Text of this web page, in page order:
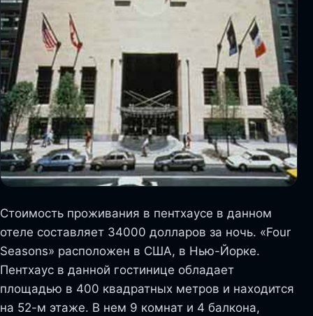
Стоимость проживания в пентхаусе в данном
отеле составляет 34000 долларов за ночь. «Four
Seasons» расположен в США, в Нью-Йорке.
Пентхаус в данной гостинице обладает
площадью в 400 квадратных метров и находится
на 52-м этаже. В нем 9 комнат и 4 балкона,